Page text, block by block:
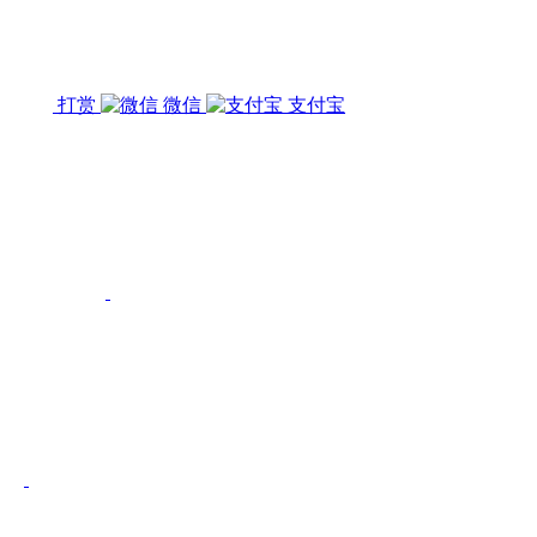
打赏 微信 支付宝